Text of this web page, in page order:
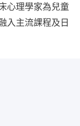
心理學家為兒童
入主流課程及日